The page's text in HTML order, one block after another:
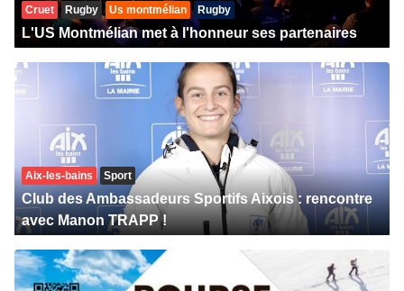
Cruet Rugby Us montmélian Rugby
L'US Montmélian met à l'honneur ses partenaires
Aix-les-bains Sport
Club des Ambassadeurs Sportifs Aixois : rencontre
avec Manon TRAPP !